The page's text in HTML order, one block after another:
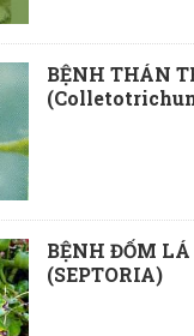
BỆNH THÁN
BỆNH ĐỐM
(SEPTORIA)